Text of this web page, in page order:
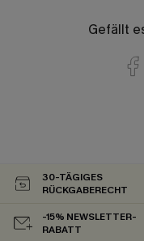
Gefällt
30-TÄGIGES
RÜCKGABERECHT
-15% NEWSLETTER-
RABATT